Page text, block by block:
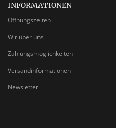
INFORMATIONEN
Öffnungszeiten
Wir über uns
Zahlungsmöglichkeiten
Versandinformationen
Newsletter